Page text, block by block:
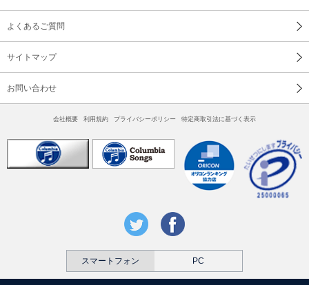
よくあるご質問
サイトマップ
お問い合わせ
会社概要 利用規約 プライバシーポリシー 特定商取引法に基づく表示
スマートフォン PC